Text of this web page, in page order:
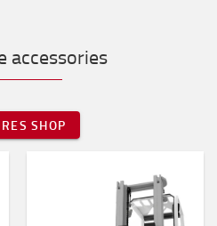
accessories
SHOP